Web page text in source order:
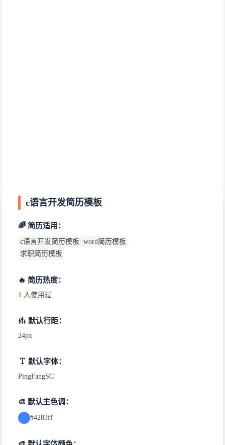
c语言开发简历模板
🌈 简历适用：
c语言开发简历模板 word简历模板
求职简历模板
🔥 简历热度：
1 人使用过
默认行距：
24px
默认字体：
PingFangSC
🎨 默认主色调：
#4283ff